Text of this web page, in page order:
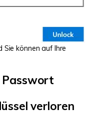
können auf Ihre
Passwort
verloren